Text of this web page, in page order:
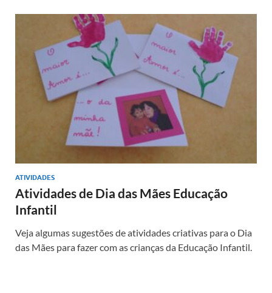
ATIVIDADES
Atividades de Dia das Mães Educação
Infantil
Veja algumas sugestões de atividades criativas para o Dia
das Mães para fazer com as crianças da Educação Infantil.